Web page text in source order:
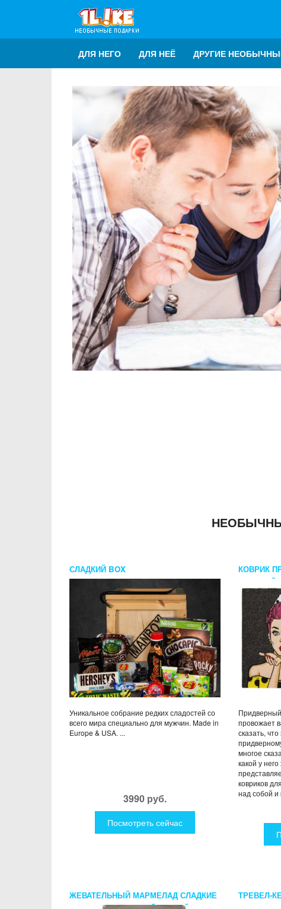
ДЛЯ НЕГО ДЛЯ НЕЁ ДРУГИЕ
СЛАДКИЙ BOX
Уникальное собрание редких сладостей со
всего мира специально для мужчин. Made in
Europe & USA. ...
3990 руб.
Посмотреть сейчас
КОВРИК
ЦВЕТНОЙ
Придверный
провожает
сказать,
многое
какой у
ковриков
над собой и
ЖЕВАТЕЛЬНЫЙ МАРМЕЛАД СЛАДКИЕ
ТРЕВЕЛ-